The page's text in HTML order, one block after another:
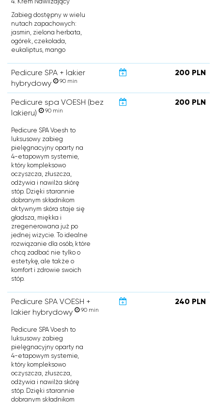
Zabieg dostępny w wielu
nutach zapachowych:
jasmin, zielona herbata,
ogórek, czekolada,
eukaliptus, mango
Pedicure SPA + lakier
hybrydowy
90 min
200 PLN
Pedicure spa VOESH (bez
lakieru)
90 min
200 PLN
Pedicure SPA Voesh to
luksusowy zabieg
pielęgnacyjny oparty na
4-etapowym systemie,
który kompleksowo
oczyszcza, złuszcza,
odżywia i nawilża skórę
stóp. Dzięki starannie
dobranym składnikom
aktywnym skóra staje się
gładsza, miękka i
zregenerowana już po
jednej wizycie. To idealne
rozwiązanie dla osób, które
chcą zadbać nie tylko o
estetykę, ale także o
komfort i zdrowie swoich
stóp.
Pedicure SPA VOESH +
lakier hybrydowy
90 min
240 PLN
Pedicure SPA Voesh to
luksusowy zabieg
pielęgnacyjny oparty na
4-etapowym systemie,
który kompleksowo
oczyszcza, złuszcza,
odżywia i nawilża skórę
stóp. Dzięki starannie
dobranym składnikom